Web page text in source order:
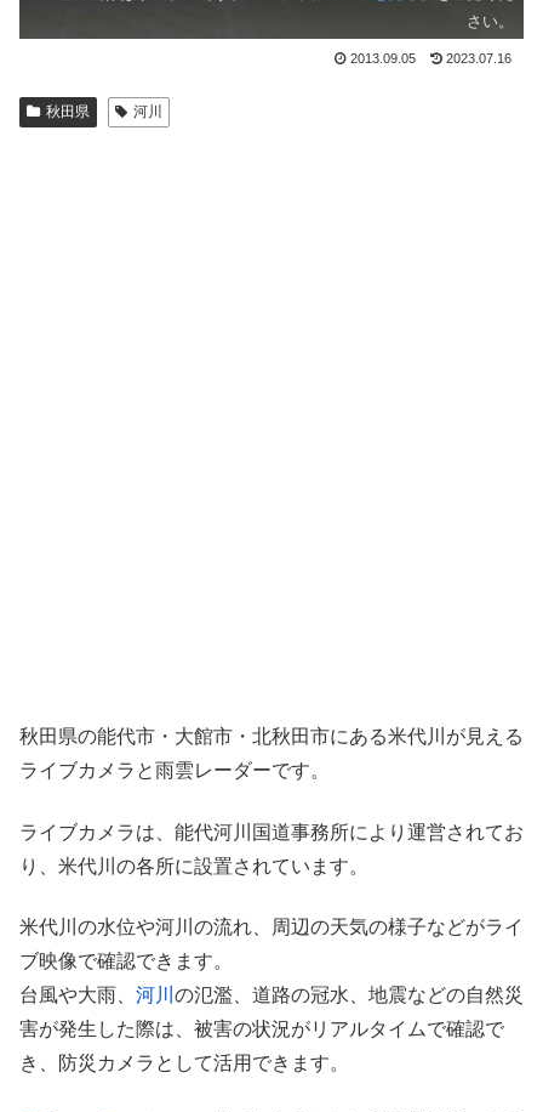
さい。
2013.09.05 2023.07.16
秋田県 河川
秋田県の能代市・大館市・北秋田市にある米代川が見える
ライブカメラと雨雲レーダーです。
ライブカメラは、能代河川国道事務所により運営されてお
り、米代川の各所に設置されています。
米代川の水位や河川の流れ、周辺の天気の様子などがライ
ブ映像で確認できます。
台風や大雨、 河川 の氾濫、道路の冠水、地震などの自然災
害が発生した際は、被害の状況がリアルタイムで確認で
き、防災カメラとして活用できます。